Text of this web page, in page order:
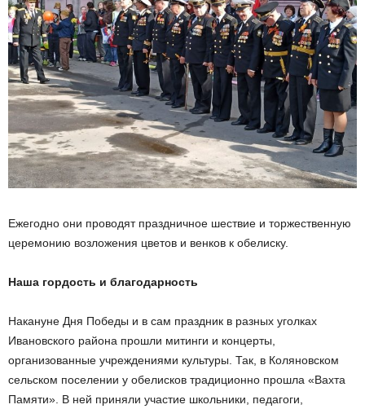
Ежегодно они проводят праздничное шествие и торжественную
церемонию возложения цветов и венков к обелиску.
Наша гордость и благодарность
Накануне Дня Победы и в сам праздник в разных уголках
Ивановского района прошли митинги и концерты,
организованные учреждениями культуры. Так, в Коляновском
сельском поселении у обелисков традиционно прошла «Вахта
Памяти». В ней приняли участие школьники, педагоги,